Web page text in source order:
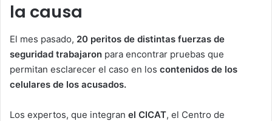
la causa
El mes pasado, 20 peritos de distintas fuerzas de
seguridad trabajaron para encontrar pruebas que
permitan esclarecer el caso en los contenidos de los
celulares de los acusados.
Los expertos, que integran el CICAT, el Centro de